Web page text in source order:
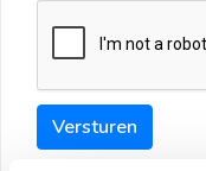
Versturen